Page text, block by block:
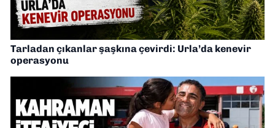
Tarladan çıkanlar şaşkına çevirdi: Urla’da kenevir
operasyonu